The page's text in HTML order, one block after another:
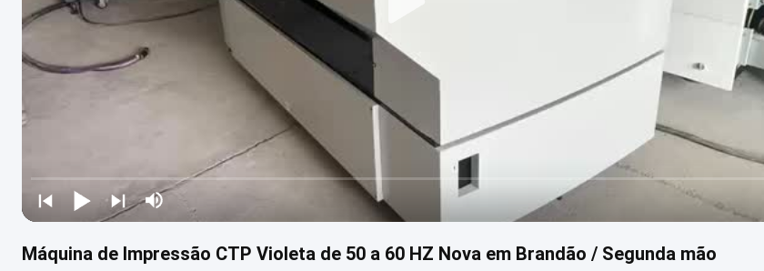
Máquina de Impressão CTP Violeta de 50 a 60 HZ Nova em Brandão / Segunda mão